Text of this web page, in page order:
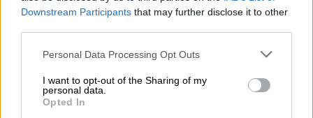
Downstream Participants that may further disclose it to other
Please note that this website/app uses one or more Google
not limited to your visit or usage behaviour. You may click to
grant or deny consent to Google and its third-party tags to
use your data for below specified purposes in below Google
Personal Data Processing Opt Outs
I want to opt-out of the Sharing of my
personal data.
Opted In
μοιράστηκε μέσω Instagram βίντεο από τον
μάθει τα αποτελέσματα. «Επέστρεψα λοιπόν
για τον ετήσιο έλεγχό μου. Στην
πραγματικότητα, έχω τρομοκρατηθεί, δεν θα